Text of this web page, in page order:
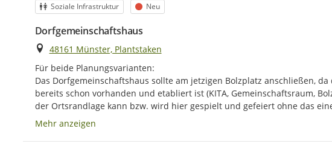
Kategorie
Soziale Infrastruktur Status
Neu
Dorfgemeinschaftshaus
Ort
48161 Münster, Plantstaken
Für beide Planungsvarianten:
Das Dorfgemeinschaftshaus sollte am jetzigen Bolzplatz anschließen,
bereits schon vorhanden und etabliert ist (KITA, Gemeinschaftsraum,
der Ortsrandlage kann bzw. wird hier gespielt und gefeiert ohne das
Mehr anzeigen